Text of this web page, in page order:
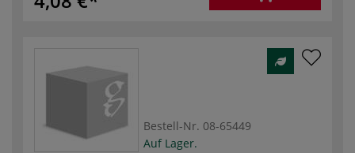
Bestell-Nr. 08-65449
Auf Lager.